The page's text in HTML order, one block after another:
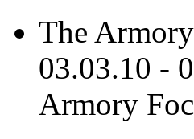
The
03.03.10 -
Armory